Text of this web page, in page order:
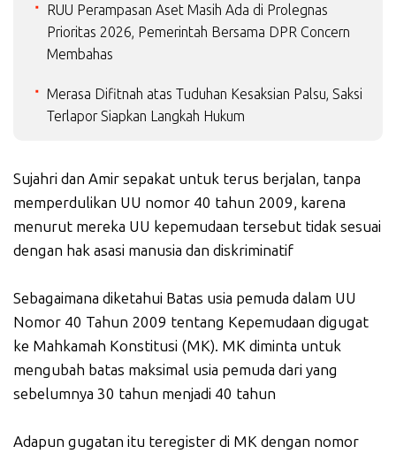
RUU Perampasan Aset Masih Ada di Prolegnas
Prioritas 2026, Pemerintah Bersama DPR Concern
Membahas
Merasa Difitnah atas Tuduhan Kesaksian Palsu, Saksi
Terlapor Siapkan Langkah Hukum
Sujahri dan Amir sepakat untuk terus berjalan, tanpa
memperdulikan UU nomor 40 tahun 2009, karena
menurut mereka UU kepemudaan tersebut tidak sesuai
dengan hak asasi manusia dan diskriminatif
Sebagaimana diketahui Batas usia pemuda dalam UU
Nomor 40 Tahun 2009 tentang Kepemudaan digugat
ke Mahkamah Konstitusi (MK). MK diminta untuk
mengubah batas maksimal usia pemuda dari yang
sebelumnya 30 tahun menjadi 40 tahun
Adapun gugatan itu teregister di MK dengan nomor